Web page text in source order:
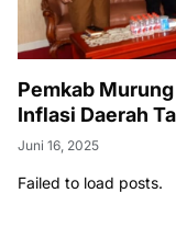
Pemkab
Inflasi Daerah
Juni 16, 2025
Failed to load posts.